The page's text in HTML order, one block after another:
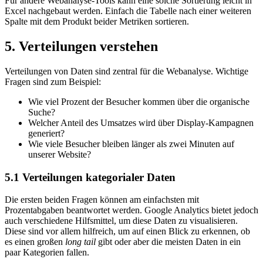
Excel nachgebaut werden. Einfach die Tabelle nach einer weiteren
Spalte mit dem Produkt beider Metriken sortieren.
5. Verteilungen verstehen
Verteilungen von Daten sind zentral für die Webanalyse. Wichtige
Fragen sind zum Beispiel:
Wie viel Prozent der Besucher kommen über die organische
Suche?
Welcher Anteil des Umsatzes wird über Display-Kampagnen
generiert?
Wie viele Besucher bleiben länger als zwei Minuten auf
unserer Website?
5.1 Verteilungen kategorialer Daten
Die ersten beiden Fragen können am einfachsten mit
Prozentabgaben beantwortet werden. Google Analytics bietet jedoch
auch verschiedene Hilfsmittel, um diese Daten zu visualisieren.
Diese sind vor allem hilfreich, um auf einen Blick zu erkennen, ob
es einen großen long tail gibt oder aber die meisten Daten in ein
paar Kategorien fallen.